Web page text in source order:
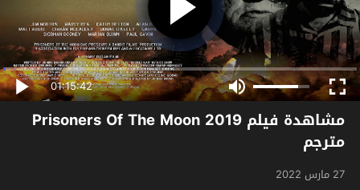
01:15:42
مشاهدة فيلم Prisoners Of The Moon 2019
مترجم
27 مارس 2022